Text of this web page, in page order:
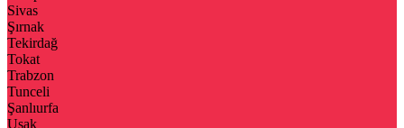
Sivas
Şırnak
Tekirdağ
Tokat
Trabzon
Tunceli
Şanlıurfa
Uşak